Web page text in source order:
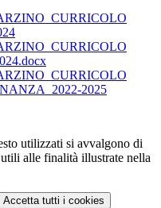
2025
utilizzati si avvalgono di
alle finalità illustrate nella
Accetta tutti i cookies